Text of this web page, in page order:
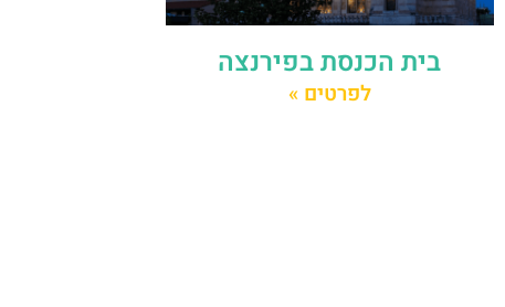
בית הכנסת בפירנצה
לפרטים »